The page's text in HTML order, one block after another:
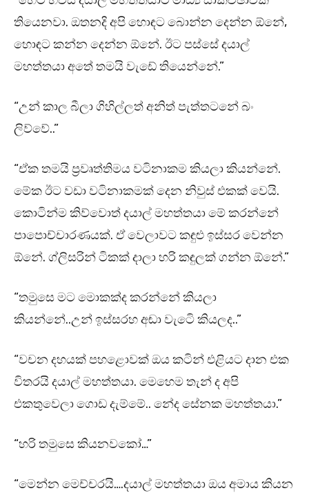
තියෙනවා. ඔතනදි අපි හොඳට බොන්න දෙන්න ඕනේ,
හොඳට කන්න දෙන්න ඕනේ. ඊට පස්සේ දයාල්
මහත්තයා අතේ තමයි වැඩේ තියෙන්නේ.”
“උන් කාල බීලා ගිහිල්ලත් අනිත් පැත්තටනේ බං
ලිව්වේ..”
“ඒක තමයි ප්‍රවෘත්තිමය වටිනාකම කියලා කියන්නේ.
මේක ඊට වඩා වටිනාකමක් දෙන නිවුස් එකක් වෙයි.
කොටින්ම කිව්වොත් දයාල් මහත්තයා මේ කරන්නේ
පාපොච්චාරණයක්. ඒ වෙලාවට කඳුළු ඉස්සර වෙන්න
ඕනේ. ග්ලිසරින් ටිකක් දාලා හරි කඳුලක් ගන්න ඕනේ.”
“තමුසෙ මට මොකක්ද කරන්නේ කියලා
කියන්නේ..උන් ඉස්සරහ අඬා වැටෙි කියලද..”
“වචන දහයක් පහළොවක් ඔය කටින් එළියට දාන එක
විතරයි දයාල් මහත්තයා. මෙහෙම තැන් ද අපි
එකතුවෙලා ගොඩ දැම්මේ.. නේද සේනක මහත්තයා.”
“හරි තමුසෙ කියනවකෝ…”
“මෙන්න මෙච්චරයි….දයාල් මහත්තයා ඔය අමාය කියන